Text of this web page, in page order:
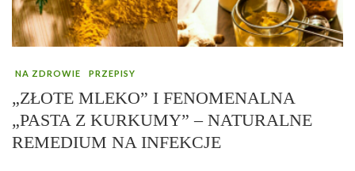
NA ZDROWIE PRZEPISY
„ZŁOTE MLEKO” I FENOMENALNA
„PASTA Z KURKUMY” – NATURALNE
REMEDIUM NA INFEKCJE